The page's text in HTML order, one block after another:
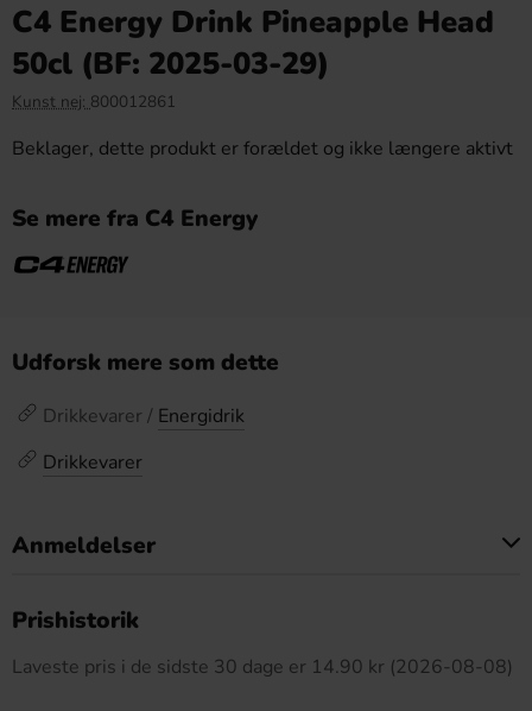
C4 Energy Drink Pineapple Head
50cl (BF: 2025-03-29)
Kunst nej: 800012861
Beklager, dette produkt er forældet og ikke længere aktivt
Se mere fra C4 Energy
Udforsk mere som dette
Drikkevarer / Energidrik
Drikkevarer
Anmeldelser
Prishistorik
Laveste pris i de sidste 30 dage er 14.90 kr (2026-08-08)